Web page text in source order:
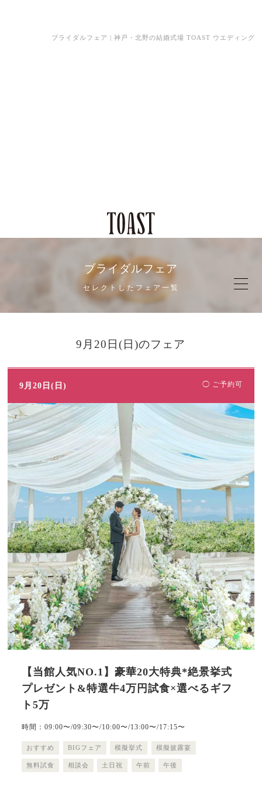
ブライダルフェア | 神戸・北野の結婚式場 TOAST ウエディング
ブライダルフェア
セレクトしたフェア一覧
9月20日(日)のフェア
9月20日(日) ◯ ご予約可
【当館人気NO.1】豪華20大特典*絶景挙式
プレゼント&特選牛4万円試食×選べるギフ
ト5万
時間：09:00〜/09:30〜/10:00〜/13:00〜/17:15〜
おすすめ BIGフェア 模擬挙式 模擬披露宴
無料試食 相談会 土日祝 午前 午後